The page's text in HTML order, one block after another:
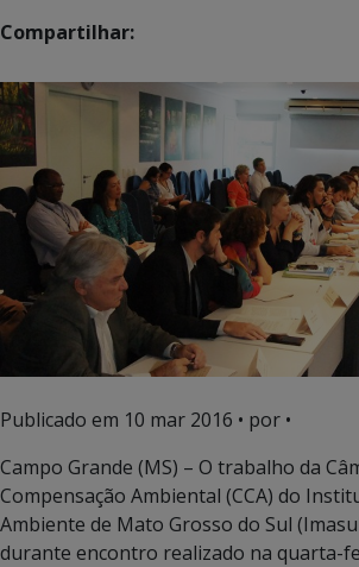
Compartilhar:
Publicado em 10 mar 2016 • por •
Campo Grande (MS) – O trabalho da
Compensação Ambiental (CCA) do
Ambiente de Mato Grosso do Sul
durante encontro realizado na quarta-